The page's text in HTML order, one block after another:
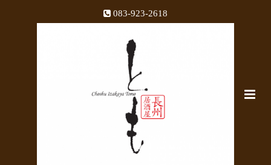
083-923-2618